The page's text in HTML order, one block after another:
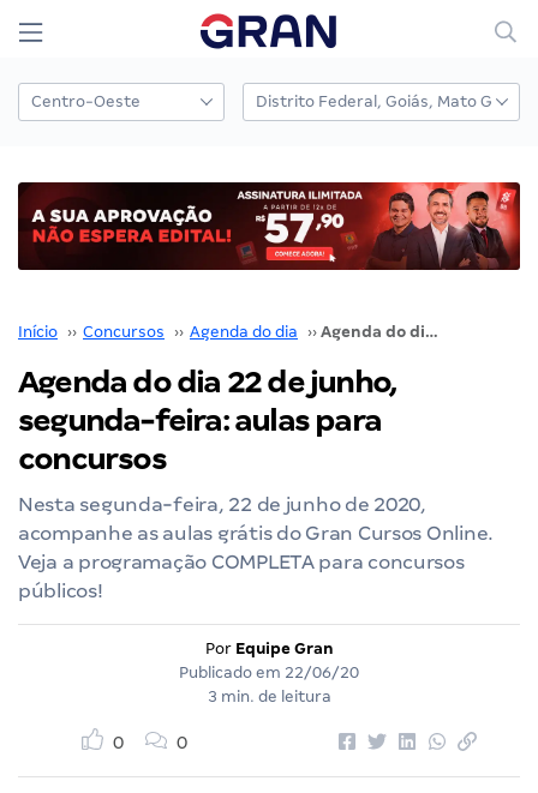
Início ›› Concursos ›› Agenda do dia ›› Agenda do dia 22 de junho, segunda-feira: aulas para concursos
Agenda do dia 22 de junho,
segunda-feira: aulas para
concursos
Nesta segunda-feira, 22 de junho de 2020,
acompanhe as aulas grátis do Gran Cursos Online.
Veja a programação COMPLETA para concursos
públicos!
Por Equipe Gran
Publicado em 22/06/20
3 min. de leitura
0 0